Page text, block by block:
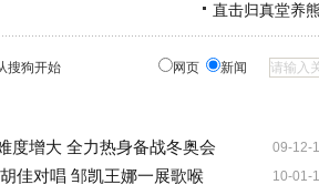
直击归真堂养
搜狗开始 网页 新闻
09-12-
度增大 全力热身备战冬奥会
10-01-
佳对唱 邹凯王娜一展歌喉